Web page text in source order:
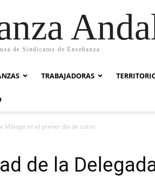
de Sindicatos de Enseñanza
TRABAJADORAS
Málaga en el primer día de curso
de la